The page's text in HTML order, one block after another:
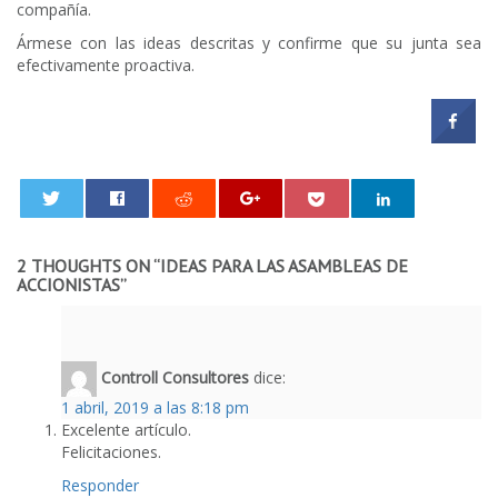
compañía.
Ármese con las ideas descritas y confirme que su junta sea
efectivamente proactiva.
2 THOUGHTS ON “IDEAS PARA LAS ASAMBLEAS DE
ACCIONISTAS”
Controll Consultores dice:
1 abril, 2019 a las 8:18 pm
Excelente artículo.
Felicitaciones.
Responder